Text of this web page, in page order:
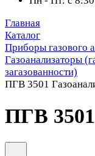
Главная
Каталог
Приборы газового
Газоанализаторы
загазованности)
ПГВ 3501
ПГВ 3501